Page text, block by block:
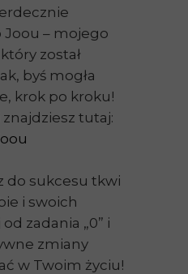
Joou – mojego
został
byś mogła
krok po kroku!
tutaj:
do sukcesu tkwi
i swoich
zadania „0” i
zmiany
w Twoim życiu!